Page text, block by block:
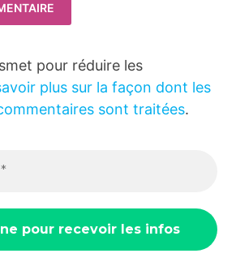
pour réduire les
plus sur la façon dont les
sont traitées.